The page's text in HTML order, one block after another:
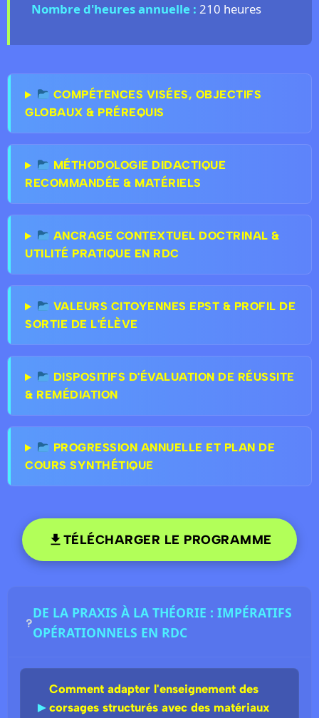
Nombre d'heures annuelle : 210 heures
COMPÉTENCES VISÉES, OBJECTIFS
GLOBAUX & PRÉREQUIS
MÉTHODOLOGIE DIDACTIQUE
RECOMMANDÉE & MATÉRIELS
ANCRAGE CONTEXTUEL DOCTRINAL &
UTILITÉ PRATIQUE EN RDC
VALEURS CITOYENNES EPST & PROFIL DE
SORTIE DE L'ÉLÈVE
DISPOSITIFS D'ÉVALUATION DE RÉUSSITE
& REMÉDIATION
PROGRESSION ANNUELLE ET PLAN DE
COURS SYNTHÉTIQUE
TÉLÉCHARGER LE PROGRAMME
DE LA PRAXIS À LA THÉORIE : IMPÉRATIFS
OPÉRATIONNELS EN RDC
►
Comment adapter l'enseignement des
corsages structurés avec des matériaux